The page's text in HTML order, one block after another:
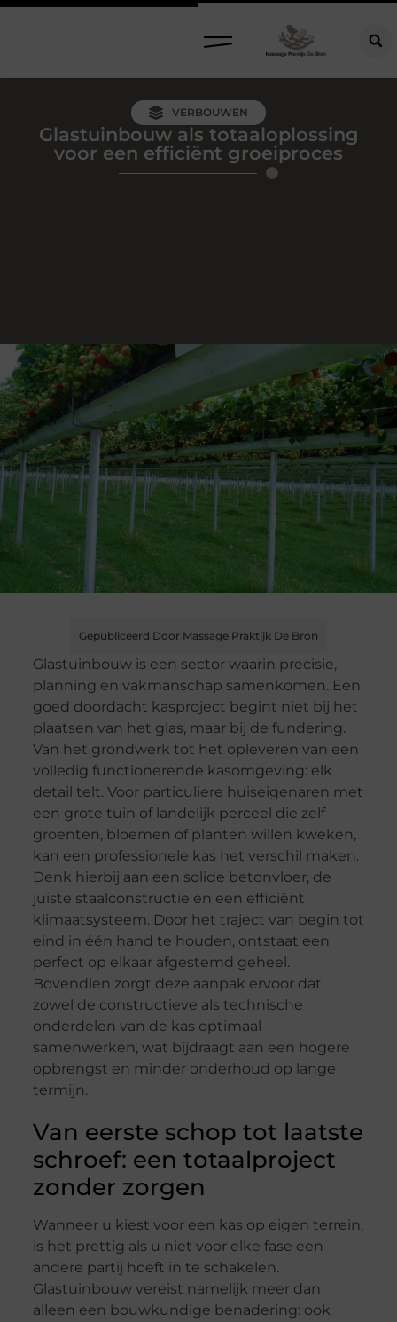
VERBOUWEN
Glastuinbouw als totaaloplossing
voor een efficiënt groeiproces
Gepubliceerd Door Massage Praktijk De Bron
Glastuinbouw is een sector waarin precisie,
planning en vakmanschap samenkomen. Een
goed doordacht kasproject begint niet bij het
plaatsen van het glas, maar bij de fundering.
Van het grondwerk tot het opleveren van een
volledig functionerende kasomgeving: elk
detail telt. Voor particuliere huiseigenaren met
een grote tuin of landelijk perceel die zelf
groenten, bloemen of planten willen kweken,
kan een professionele kas het verschil maken.
Denk hierbij aan een solide betonvloer, de
juiste staalconstructie en een efficiënt
klimaatsysteem. Door het traject van begin tot
eind in één hand te houden, ontstaat een
perfect op elkaar afgestemd geheel.
Bovendien zorgt deze aanpak ervoor dat
zowel de constructieve als technische
onderdelen van de kas optimaal
samenwerken, wat bijdraagt aan een hogere
opbrengst en minder onderhoud op lange
termijn.
Van eerste schop tot laatste
schroef: een totaalproject
zonder zorgen
Wanneer u kiest voor een kas op eigen terrein,
is het prettig als u niet voor elke fase een
andere partij hoeft in te schakelen.
Glastuinbouw vereist namelijk meer dan
alleen een bouwkundige benadering: ook